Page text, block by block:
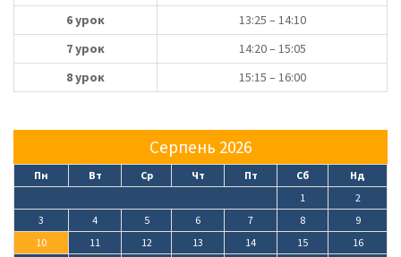
6 урок
13:25 – 14:10
7 урок
14:20 – 15:05
8 урок
15:15 – 16:00
Серпень 2026
Пн Вт Ср Чт Пт Сб
Нд
1
2
3
4 5 6 7 8
9
10
11 12 13 14 15
16